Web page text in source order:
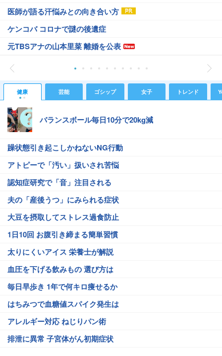
医師が語る汗悩みとの向き合い方
ケンコバ コロナで謎の後遺症
元TBSアナの山本里菜 離婚を公表
健康 芸能 ゴシップ 女子 トレンド
バランスボール毎日10分で20kg減
躁状態引き起こしかねないNG行動
アトピーで「汚い」扱いされ苦悩
認知症研究で「音」注目される
夫の「産後うつ」にみられる症状
大豆を摂取してストレス過食防止
1日10回 お腹引き締まる簡単習慣
太りにくいアイス 栄養士が解説
血圧を下げる飲みもの 選び方は
毎日早歩き 1年で何キロ痩せるか
はちみつで血糖値スパイク発生は
アレルギー対応 ねじりパン術
排泄に異常 子宮体がん初期症状